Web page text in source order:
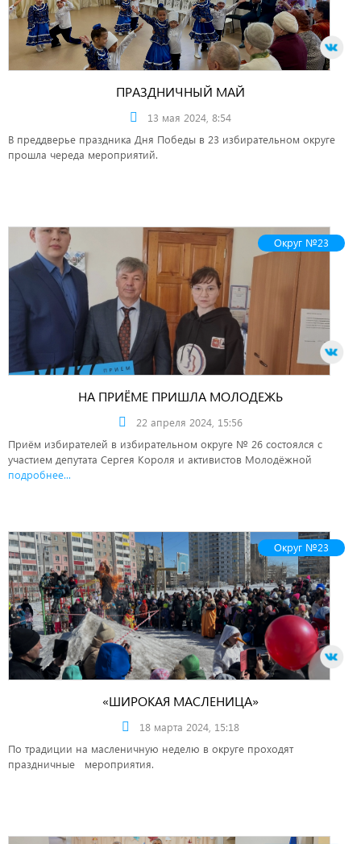
ПРАЗДНИЧНЫЙ МАЙ
13 мая 2024, 8:54
В преддверье праздника Дня Победы в 23 избирательном округе
прошла череда мероприятий.
Округ №23
НА ПРИЁМЕ ПРИШЛА МОЛОДЕЖЬ
22 апреля 2024, 15:56
Приём избирателей в избирательном округе № 26 состоялся с
участием депутата Сергея Короля и активистов Молодёжной
подробнее...
Округ №23
«ШИРОКАЯ МАСЛЕНИЦА»
18 марта 2024, 15:18
По традиции на масленичную неделю в округе проходят
праздничные мероприятия.